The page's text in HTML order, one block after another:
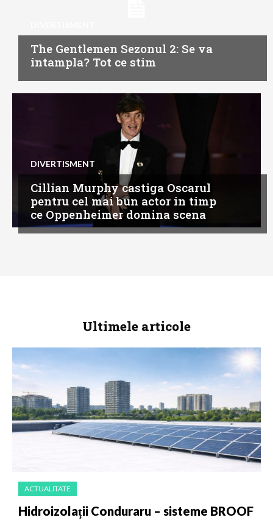
The Gentlemen Sezonul 2: Se va
intampla? Tot ce stim
DIVERTISMENT
Cillian Murphy castiga Oscarul
pentru cel mai bun actor in timp
ce Oppenheimer domina scena
Ultimele articole
ACTUALITATE
Hidroizolații Conduraru – sisteme BROOF